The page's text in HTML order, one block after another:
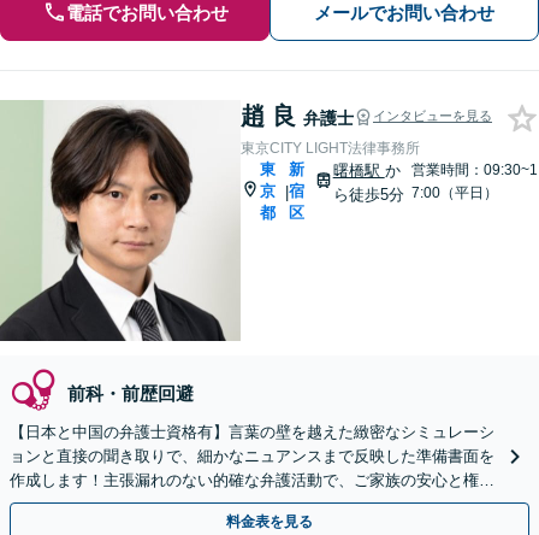
電話でお問い合わせ メールでお問い合わせ
趙 良 弁護士 インタビューを見る
東京CITY LIGHT法律事務所
東
京
都
|
新
宿
区
曙橋駅 か
ら徒歩5分
営業時間：09:30~1
7:00（平日）
前科・前歴回避
【日本と中国の弁護士資格有】言葉の壁を越えた緻密なシミュレーシ
ョンと直接の聞き取りで、細かなニュアンスまで反映した準備書面を
作成します！主張漏れのない的確な弁護活動で、ご家族の安心と権利
を誠実にお守りいたします【初回相談無料】
料金表を見る